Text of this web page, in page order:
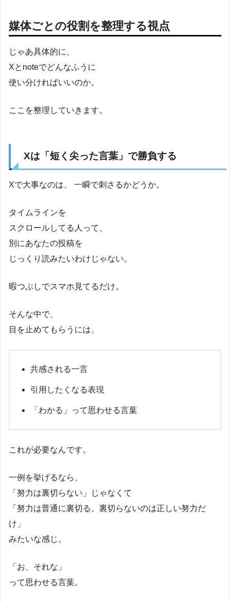
媒体ごとの役割を整理する視点
じゃあ具体的に、
Xとnoteでどんなふうに
使い分ければいいのか。
ここを整理していきます。
Xは「短く尖った言葉」で勝負する
Xで大事なのは、 一瞬で刺さるかどうか。
タイムラインを
スクロールしてる人って、
別にあなたの投稿を
じっくり読みたいわけじゃない。
暇つぶしでスマホ見てるだけ。
そんな中で、
目を止めてもらうには、
共感される一言
引用したくなる表現
「わかる」って思わせる言葉
これが必要なんです。
一例を挙げるなら、
「努力は裏切らない」じゃなくて
「努力は普通に裏切る。裏切らないのは正しい努力だ
け」
みたいな感じ。
「お、それな」
って思わせる言葉。